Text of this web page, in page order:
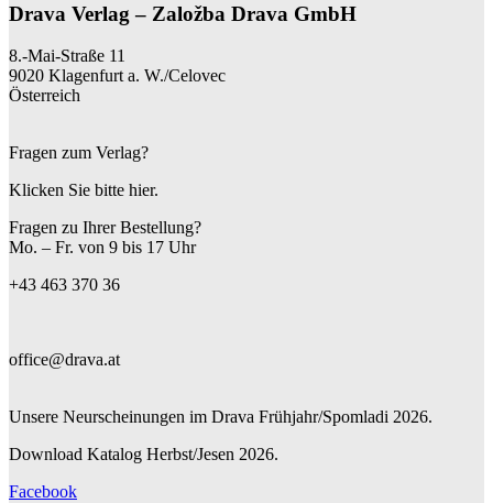
Drava Verlag – Založba Drava GmbH
8.-Mai-Straße 11
9020 Klagenfurt a. W./Celovec
Österreich
Fragen zum Verlag?
Klicken Sie bitte hier.
Fragen zu Ihrer Bestellung?
Mo. – Fr. von 9 bis 17 Uhr
+43 463 370 36
office@drava.at
Unsere Neurscheinungen im Drava Frühjahr/Spomladi 2026.
Download Katalog Herbst/Jesen 2026.
Facebook